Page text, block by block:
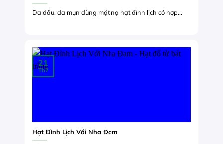
Da dầu, da mụn dùng mặt nạ hạt đình lịch có hợp...
Hạt Đình Lịch Với Nha Đam
21
Th7